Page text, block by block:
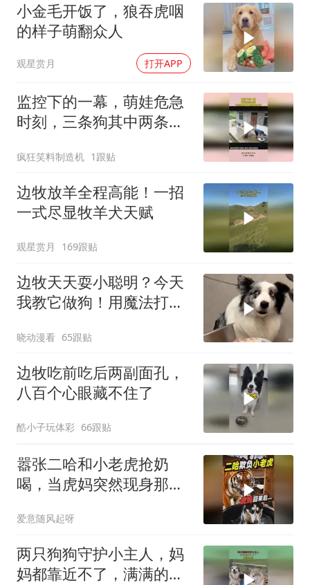
小金毛开饭了，狼吞虎咽
的样子萌翻众人
观星赏月 打开APP
监控下的一幕，萌娃危急
时刻，三条狗其中两条狗
疯狂笑料制造机 1跟贴
边牧放羊全程高能！一招
一式尽显牧羊犬天赋
观星赏月 169跟贴
边牧天天耍小聪明？今天
我教它做狗！用魔法打败
晓动漫看 65跟贴
边牧吃前吃后两副面孔，
八百个心眼藏不住了
酷小子玩体彩 66跟贴
嚣张二哈和小老虎抢奶
喝，当虎妈突然现身那一
爱意随风起呀
两只狗狗守护小主人，妈
妈都靠近不了，满满的